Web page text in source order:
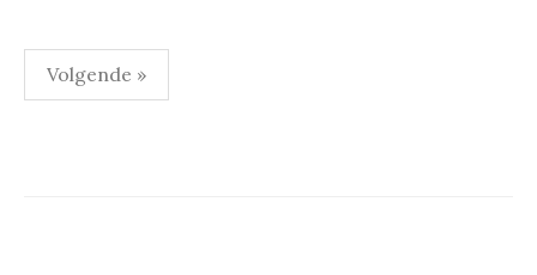
Berichten
paginering
Volgende »